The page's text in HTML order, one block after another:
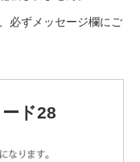
必ずメッセージ欄にご
ド28